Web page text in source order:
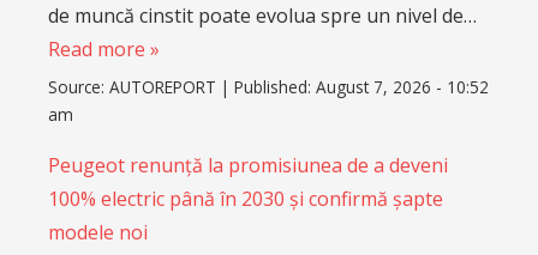
de muncă cinstit poate evolua spre un nivel de…
Read more »
Source: AUTOREPORT | Published: August 7, 2026 - 10:52
am
Peugeot renunță la promisiunea de a deveni
100% electric până în 2030 și confirmă șapte
modele noi